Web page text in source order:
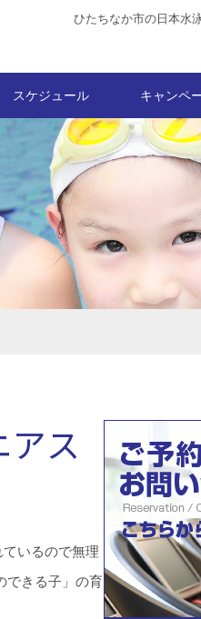
ひたちなか市の日本水
スケジュール キャンペ
アス
いるので無理
できる子」の育